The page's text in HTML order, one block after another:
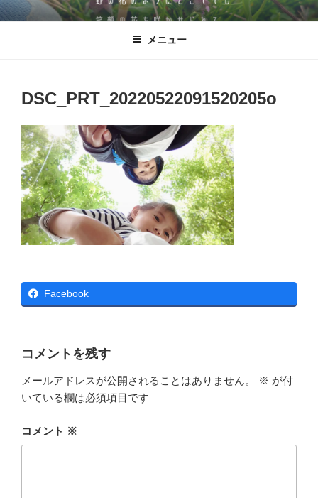
コ
ン
児童発達支援・放課後等デイサービ
発達に凸凹のある子どもたちが、野の花のように‶どこででも″ 笑顔の花
を咲かせられる。そんな施設を目指した逗子市にある児童発達支援・放
メニュー
DSC_PRT_20220522091520205o
Facebook
コメントを残す
メールアドレスが公開されることはありません。 ※ が付
いている欄は必須項目です
コメント ※